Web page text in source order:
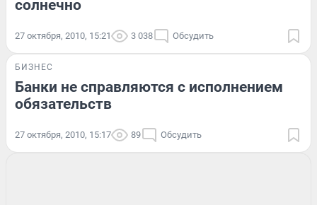
солнечно
27 октября, 2010, 15:21 3 038 Обсудить
БИЗНЕС
Банки не справляются с исполнением
обязательств
27 октября, 2010, 15:17 89 Обсудить